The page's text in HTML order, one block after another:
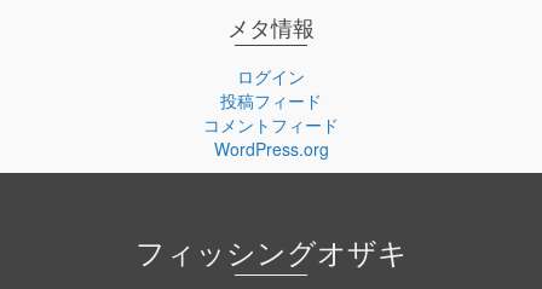
メタ情報
ログイン
投稿フィード
コメントフィード
WordPress.org
フィッシングオザキ